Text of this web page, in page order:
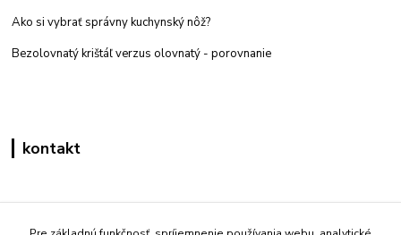
Ako si vybrať správny kuchynský nôž?
Bezolovnatý krištáľ verzus olovnatý - porovnanie
kontakt